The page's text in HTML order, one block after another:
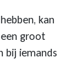
kan
groot
bij iemands